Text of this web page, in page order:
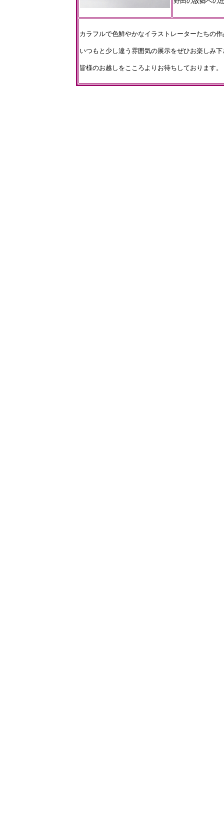
カラフルで色鮮やかなイラストレーターたちの
いつもと少し違う雰囲気の展示をぜひお楽しみ下
皆様のお越しをこころよりお待ちしております。